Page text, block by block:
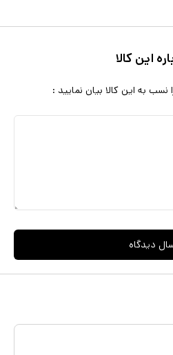
این کالا
به این کالا بیان نمایید :
دیدگاه